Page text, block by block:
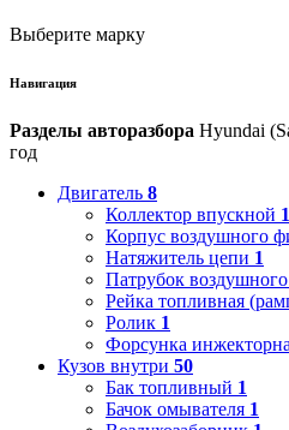
Выберите марку
Навигация
Разделы авторазбора Hyundai
год
Двигатель 8
Коллектор впускной 1
Корпус воздушного
Натяжитель цепи 1
Патрубок
Рейка топливная
Ролик 1
Форсунка
Кузов внутри 50
Бак топливный 1
Бачок омывателя 1